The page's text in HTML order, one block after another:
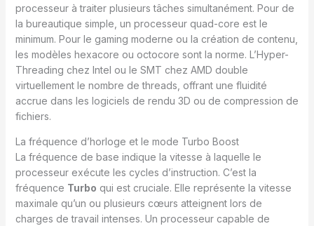
processeur à traiter plusieurs tâches simultanément. Pour de
la bureautique simple, un processeur quad-core est le
minimum. Pour le gaming moderne ou la création de contenu,
les modèles hexacore ou octocore sont la norme. L’Hyper-
Threading chez Intel ou le SMT chez AMD double
virtuellement le nombre de threads, offrant une fluidité
accrue dans les logiciels de rendu 3D ou de compression de
fichiers.
La fréquence d’horloge et le mode Turbo Boost
La fréquence de base indique la vitesse à laquelle le
processeur exécute les cycles d’instruction. C’est la
fréquence Turbo qui est cruciale. Elle représente la vitesse
maximale qu’un ou plusieurs cœurs atteignent lors de
charges de travail intenses. Un processeur capable de